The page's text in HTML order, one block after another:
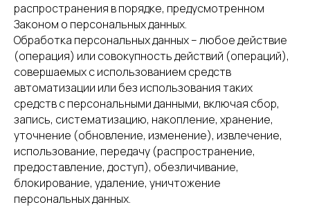
распространения в порядке, предусмотренном
Законом о персональных данных.
Обработка персональных данных – любое действие
(операция) или совокупность действий (операций),
совершаемых с использованием средств
автоматизации или без использования таких
средств с персональными данными, включая сбор,
запись, систематизацию, накопление, хранение,
уточнение (обновление, изменение), извлечение,
использование, передачу (распространение,
предоставление, доступ), обезличивание,
блокирование, удаление, уничтожение
персональных данных.